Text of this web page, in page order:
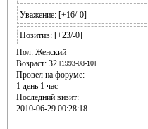
Уважение: [+16/-0]
Позитив: [+23/-0]
Пол:Женский
Возраст:32 [1993-08-10]
Провел на форуме:
1 день 1 час
Последний визит:
2010-06-29 00:28:18